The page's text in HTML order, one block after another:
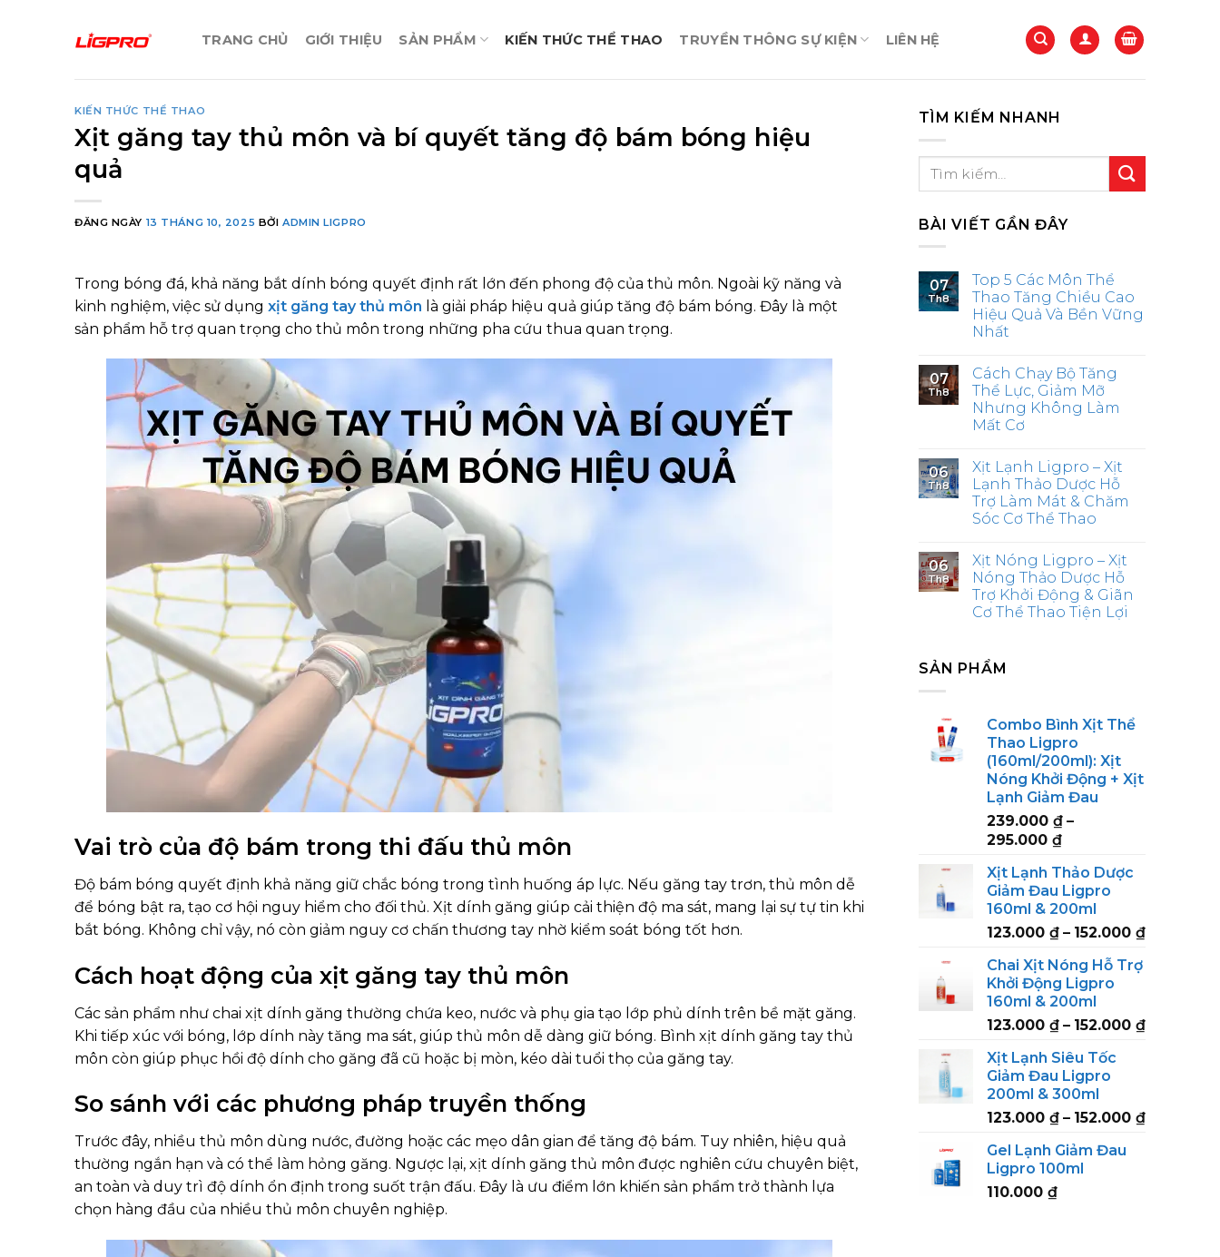
TRANG CHỦ GIỚI THIỆU SẢN PHẨM KIẾN THỨC THỂ THAO TRUYỀN THÔNG SỰ KIỆN LIÊN HỆ
KIẾN THỨC THỂ THAO
Xịt găng tay thủ môn và bí quyết tăng độ bám bóng hiệu
quả
ĐĂNG NGÀY 13 THÁNG 10, 2025 BỞI ADMIN LIGPRO
Trong bóng đá, khả năng bắt dính bóng quyết định rất lớn đến phong độ của thủ môn. Ngoài kỹ năng và
kinh nghiệm, việc sử dụng xịt găng tay thủ môn là giải pháp hiệu quả giúp tăng độ bám bóng. Đây là một
sản phẩm hỗ trợ quan trọng cho thủ môn trong những pha cứu thua quan trọng.
Vai trò của độ bám trong thi đấu thủ môn
Độ bám bóng quyết định khả năng giữ chắc bóng trong tình huống áp lực. Nếu găng tay trơn, thủ môn dễ
để bóng bật ra, tạo cơ hội nguy hiểm cho đối thủ. Xịt dính găng giúp cải thiện độ ma sát, mang lại sự tự tin khi
bắt bóng. Không chỉ vậy, nó còn giảm nguy cơ chấn thương tay nhờ kiểm soát bóng tốt hơn.
Cách hoạt động của xịt găng tay thủ môn
Các sản phẩm như chai xịt dính găng thường chứa keo, nước và phụ gia tạo lớp phủ dính trên bề mặt găng.
Khi tiếp xúc với bóng, lớp dính này tăng ma sát, giúp thủ môn dễ dàng giữ bóng. Bình xịt dính găng tay thủ
môn còn giúp phục hồi độ dính cho găng đã cũ hoặc bị mòn, kéo dài tuổi thọ của găng tay.
So sánh với các phương pháp truyền thống
Trước đây, nhiều thủ môn dùng nước, đường hoặc các mẹo dân gian để tăng độ bám. Tuy nhiên, hiệu quả
thường ngắn hạn và có thể làm hỏng găng. Ngược lại, xịt dính găng thủ môn được nghiên cứu chuyên biệt,
an toàn và duy trì độ dính ổn định trong suốt trận đấu. Đây là ưu điểm lớn khiến sản phẩm trở thành lựa
chọn hàng đầu của nhiều thủ môn chuyên nghiệp.
TÌM KIẾM NHANH
BÀI VIẾT GẦN ĐÂY
07
Th8
Top 5 Các Môn Thể
Thao Tăng Chiều Cao
Hiệu Quả Và Bền Vững
Nhất
07
Th8
Cách Chạy Bộ Tăng
Thể Lực, Giảm Mỡ
Nhưng Không Làm
Mất Cơ
06
Th8
Xịt Lạnh Ligpro – Xịt
Lạnh Thảo Dược Hỗ
Trợ Làm Mát & Chăm
Sóc Cơ Thể Thao
06
Th8
Xịt Nóng Ligpro – Xịt
Nóng Thảo Dược Hỗ
Trợ Khởi Động & Giãn
Cơ Thể Thao Tiện Lợi
SẢN PHẨM
Combo Bình Xịt Thể
Thao Ligpro
(160ml/200ml): Xịt
Nóng Khởi Động + Xịt
Lạnh Giảm Đau
239.000 ₫ –
295.000 ₫Price
239.000 ₫
through
295.000 ₫
Xịt Lạnh Thảo Dược
Giảm Đau Ligpro
160ml & 200ml
123.000 ₫ – 152.000 ₫Price
Chai Xịt Nóng Hỗ Trợ
Khởi Động Ligpro
160ml & 200ml
123.000 ₫ – 152.000 ₫Price
Xịt Lạnh Siêu Tốc
Giảm Đau Ligpro
200ml & 300ml
123.000 ₫ – 152.000 ₫Price
Gel Lạnh Giảm Đau
Ligpro 100ml
110.000 ₫